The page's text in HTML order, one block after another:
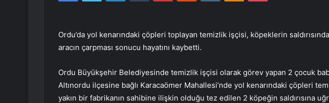
Ordu’da yol kenarındaki çöpleri toplayan temizlik işçisi, köpeklerin
aracın çarpması sonucu hayatını kaybetti.
Ordu Büyükşehir Belediyesinde temizlik işçisi olarak görev yapan 2 çocuk
Altınordu ilçesine bağlı Karacaömer Mahallesi’nde yol kenarındaki çöpleri
yakın bir fabrikanın sahibine ilişkin olduğu tez edilen 2 köpeğin saldırısına